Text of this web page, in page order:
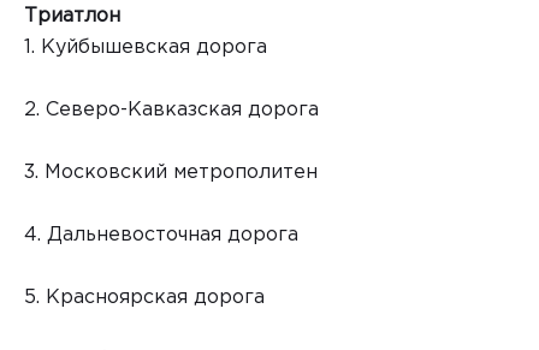
Триатлон
1. Куйбышевская дорога
2. Северо-Кавказская дорога
3. Московский метрополитен
4. Дальневосточная дорога
5. Красноярская дорога